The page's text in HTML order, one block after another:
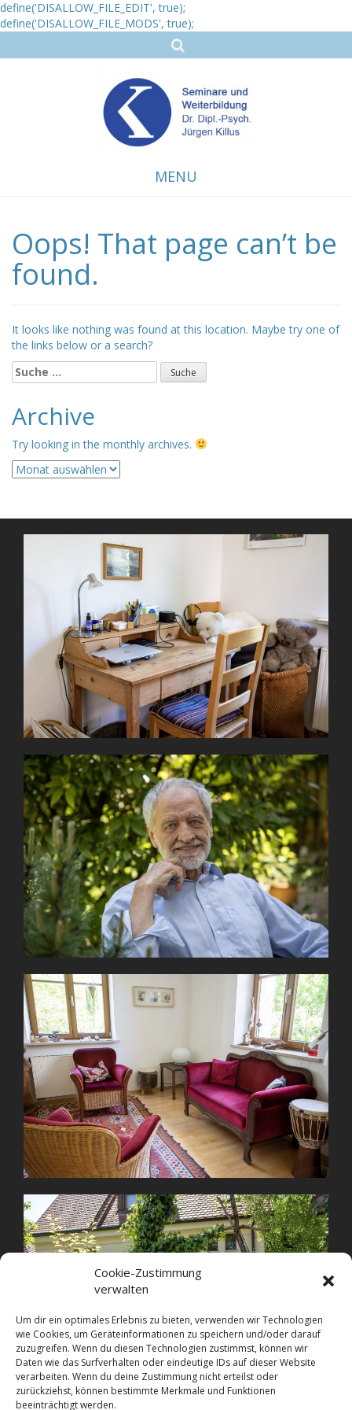
Cookie-Zustimmung
verwalten
Um dir ein optimales Erlebnis zu bieten, verwenden wir Technologien
wie Cookies, um Geräteinformationen zu speichern und/oder darauf
zuzugreifen. Wenn du diesen Technologien zustimmst, können wir
Daten wie das Surfverhalten oder eindeutige IDs auf dieser Website
verarbeiten. Wenn du deine Zustimmung nicht erteilst oder
zurückziehst, können bestimmte Merkmale und Funktionen
beeinträchtigt werden.
define('DISALLOW_FILE_EDIT', true);
define('DISALLOW_FILE_MODS', true);
MENU
to
content
Oops! That page can’t be
found.
It looks like nothing was found at this location. Maybe try one of
the links below or a search?
Suche
nach:
Archive
Try looking in the monthly archives.
Archive